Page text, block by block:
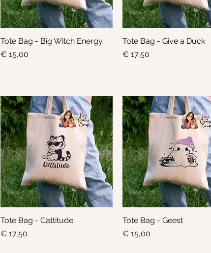
Snel overzicht
Tote Bag - Big Witch Energy
Prijs
€ 15,00
Snel overzicht
Tote Bag - Give a Duck
Prijs
€ 17,50
Snel overzicht
Tote Bag - Cattitude
Prijs
€ 17,50
Snel overzicht
Tote Bag - Geest
Prijs
€ 15,00